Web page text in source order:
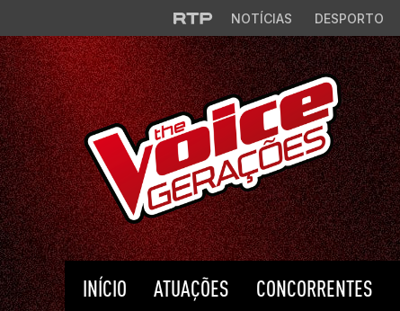
Saltar para o conteúdo principal
NOTÍCIAS DESPORTO
INÍCIO ATUAÇÕES CONCORRENTES